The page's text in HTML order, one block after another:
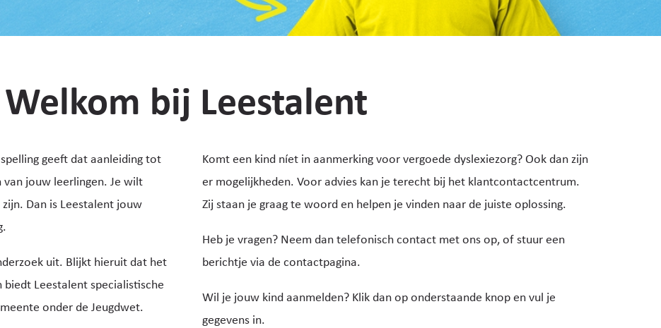
Welkom bij Leestalent
geeft dat aanleiding tot
jouw leerlingen. Je wilt
Dan is Leestalent jouw
uit. Blijkt hieruit dat het
biedt Leestalent specialistische
onder de Jeugdwet.
Komt een kind níet in aanmerking voor vergoede dyslexiezorg? Ook dan zijn
er mogelijkheden. Voor advies kan je terecht bij het klantcontactcentrum.
Zij staan je graag te woord en helpen je vinden naar de juiste oplossing.
Heb je vragen? Neem dan telefonisch contact met ons op, of stuur een
berichtje via de contactpagina.
Wil je jouw kind aanmelden? Klik dan op onderstaande knop en vul je
gegevens in.